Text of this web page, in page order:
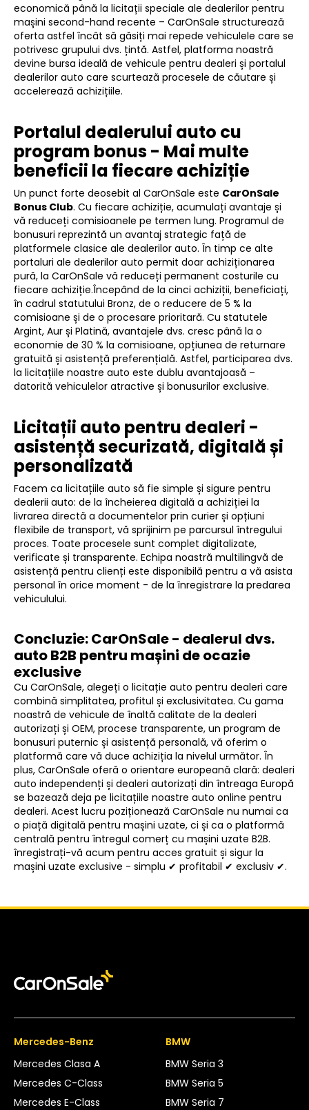
economică până la licitații speciale ale dealerilor pentru
mașini second-hand recente – CarOnSale structurează
oferta astfel încât să găsiți mai repede vehiculele care se
potrivesc grupului dvs. țintă. Astfel, platforma noastră
devine bursa ideală de vehicule pentru dealeri și portalul
dealerilor auto care scurtează procesele de căutare și
accelerează achizițiile.
Portalul dealerului auto cu
program bonus - Mai multe
beneficii la fiecare achiziție
Un punct forte deosebit al CarOnSale este CarOnSale
Bonus Club. Cu fiecare achiziție, acumulați avantaje și
vă reduceți comisioanele pe termen lung. Programul de
bonusuri reprezintă un avantaj strategic față de
platformele clasice ale dealerilor auto. În timp ce alte
portaluri ale dealerilor auto permit doar achiziționarea
pură, la CarOnSale vă reduceți permanent costurile cu
fiecare achiziție.Începând de la cinci achiziții, beneficiați,
în cadrul statutului Bronz, de o reducere de 5 % la
comisioane și de o procesare prioritară. Cu statutele
Argint, Aur și Platină, avantajele dvs. cresc până la o
economie de 30 % la comisioane, opțiunea de returnare
gratuită și asistență preferențială. Astfel, participarea dvs.
la licitațiile noastre auto este dublu avantajoasă –
datorită vehiculelor atractive și bonusurilor exclusive.
Licitații auto pentru dealeri -
asistență securizată, digitală și
personalizată
Facem ca licitațiile auto să fie simple și sigure pentru
dealerii auto: de la încheierea digitală a achiziției la
livrarea directă a documentelor prin curier și opțiuni
flexibile de transport, vă sprijinim pe parcursul întregului
proces. Toate procesele sunt complet digitalizate,
verificate și transparente. Echipa noastră multilingvă de
asistență pentru clienți este disponibilă pentru a vă asista
personal în orice moment - de la înregistrare la predarea
vehiculului.
Concluzie: CarOnSale - dealerul dvs.
auto B2B pentru mașini de ocazie
exclusive
Cu CarOnSale, alegeți o licitație auto pentru dealeri care
combină simplitatea, profitul și exclusivitatea. Cu gama
noastră de vehicule de înaltă calitate de la dealeri
autorizați și OEM, procese transparente, un program de
bonusuri puternic și asistență personală, vă oferim o
platformă care vă duce achiziția la nivelul următor. În
plus, CarOnSale oferă o orientare europeană clară: dealeri
auto independenți și dealeri autorizați din întreaga Europă
se bazează deja pe licitațiile noastre auto online pentru
dealeri. Acest lucru poziționează CarOnSale nu numai ca
o piață digitală pentru mașini uzate, ci și ca o platformă
centrală pentru întregul comerț cu mașini uzate B2B.
înregistrați-vă acum pentru acces gratuit și sigur la
mașini uzate exclusive - simplu ✔ profitabil ✔ exclusiv ✔.
Mercedes-Benz
Mercedes Clasa A
Mercedes C-Class
Mercedes E-Class
BMW
BMW Seria 3
BMW Seria 5
BMW Seria 7